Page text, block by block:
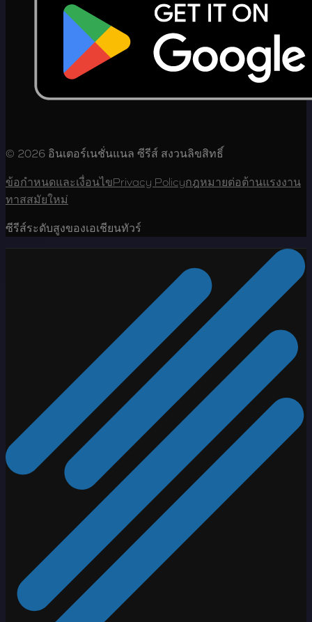
© 2026 อินเตอร์เนชั่นแนล ซีรีส์ สงวนลิขสิทธิ์
ข้อกำหนดและเงื่อนไขPrivacy Policyกฎหมายต่อต้านแรงงาน
ทาสสมัยใหม่
ซีรีส์ระดับสูงของเอเชียนทัวร์